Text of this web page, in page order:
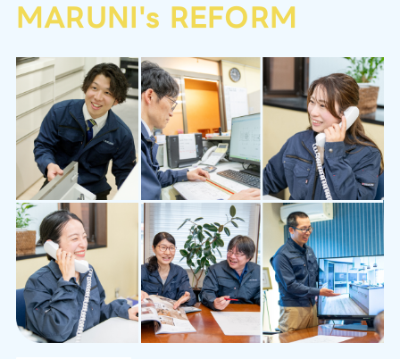
MARUNI's REFORM